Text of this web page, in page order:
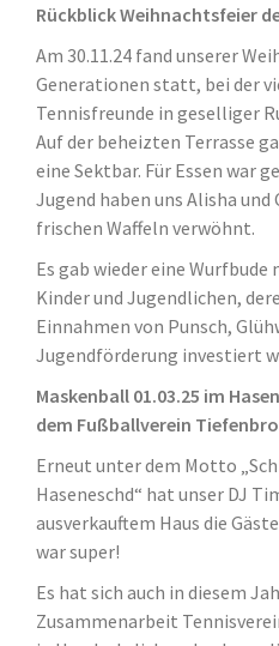
Rückblick Weihnachtsfeier
Am 30.11.24 fand unserer
Generationen statt, bei der
Tennisfreunde in geselliger
Auf der beheizten Terrasse
eine Sektbar. Für Essen war
Jugend haben uns Alisha
frischen Waffeln verwöhnt.
Es gab wieder eine
Kinder und Jugendlichen,
Einnahmen von Punsch,
Jugendförderung investiert
Maskenball 01.03.25 im
dem Fußballverein
Erneut unter dem Motto
Haseneschd“ hat unser DJ
ausverkauftem Haus die
war super!
Es hat sich auch in diesem
Zusammenarbeit